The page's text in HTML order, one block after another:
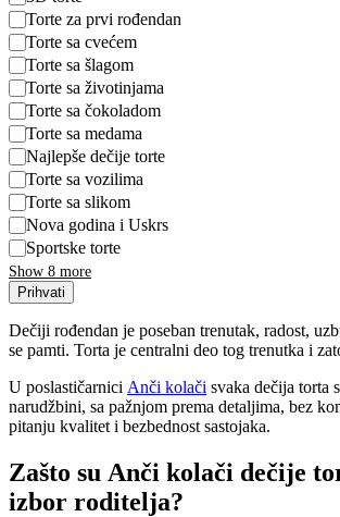
Torte za prvi rođendan
Torte sa cvećem
Torte sa šlagom
Torte sa životinjama
Torte sa čokoladom
Torte sa medama
Najlepše dečije torte
Torte sa vozilima
Torte sa slikom
Nova godina i Uskrs
Sportske torte
Show 8 more
Prihvati
Dečiji rođendan je poseban trenutak, radost,
se pamti. Torta je centralni deo tog trenutka i
U poslastičarnici Anči kolači svaka dečija torta
narudžbini, sa pažnjom prema detaljima, bez
pitanju kvalitet i bezbednost sastojaka.
Zašto su Anči kolači dečije
izbor roditelja?